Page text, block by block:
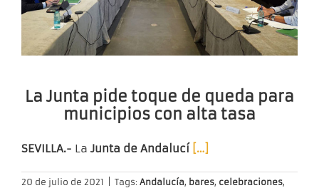
La Junta pide toque de queda para
municipios con alta tasa
SEVILLA.- La Junta de Andalucí […]
20 de julio de 2021 Tags: Andalucía, bares, celebraciones,